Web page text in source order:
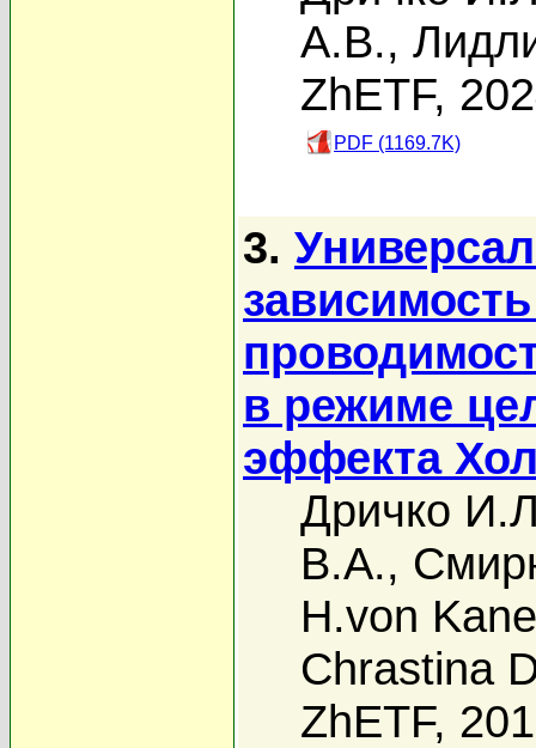
А.В.,
ZhETF,
PDF (1169.7K)
3.
в режиме
эффекта
Дричко
В.А.,
H.von
Chrastina
ZhETF,